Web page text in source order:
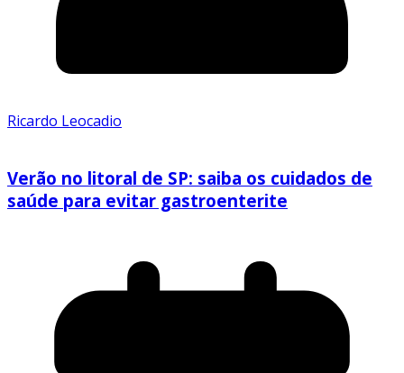
Ricardo Leocadio
Verão no litoral de SP: saiba os cuidados de
saúde para evitar gastroenterite